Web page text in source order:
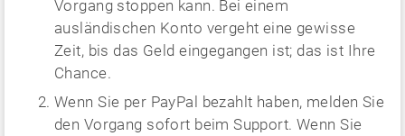
Vorgang stoppen kann. Bei einem
ausländischen Konto vergeht eine gewisse
Zeit, bis das Geld eingegangen ist; das ist Ihre
Chance.
Wenn Sie per PayPal bezahlt haben, melden Sie
den Vorgang sofort beim Support. Wenn Sie